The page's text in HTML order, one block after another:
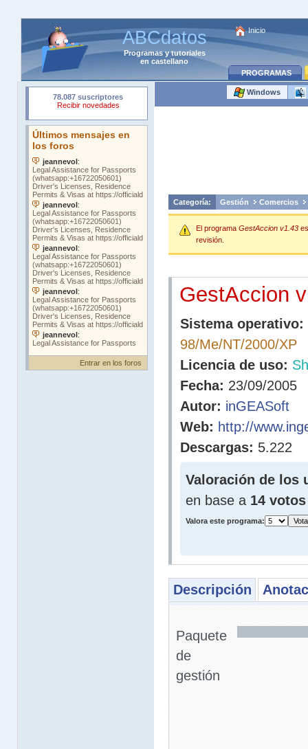
ABCdatos
Programasytutoriales
en castellano
Inicio
PROGRAMAS
Entrar en los foros
Windows
Categoría: Gestión Comercios
El programa GestAccion v1.43
revisión.
GestAccion
Sistema operativo:
98/Me/NT/2000/XP
Licencia de uso:
Fecha: 23/09/2005
Autor: inGEASoft
Web: http://
Descargas: 5.222
Valoración de los
en base a 14 votos
Valora este programa:
Descripción
Paquete
de
gestión